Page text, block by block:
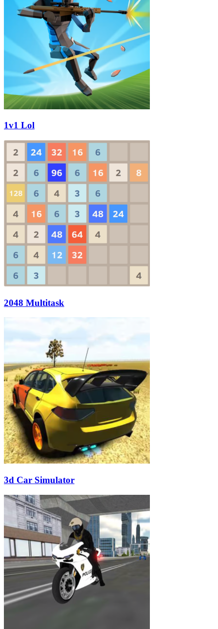
1v1 Lol
2048 Multitask
3d Car Simulator